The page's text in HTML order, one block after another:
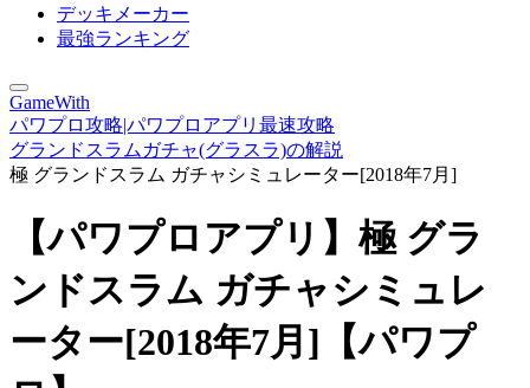
デッキメーカー
最強ランキング
GameWith
パワプロ攻略|パワプロアプリ最速攻略
グランドスラムガチャ(グラスラ)の解説
極 グランドスラム ガチャシミュレーター[2018年7月]
【パワプロアプリ】極 グラ
ンドスラム ガチャシミュレ
ーター[2018年7月]【パワプ